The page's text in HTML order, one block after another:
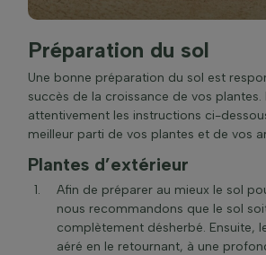
Préparation du sol
Une bonne préparation du sol est
succès de la croissance de vos plantes.
attentivement les instructions ci-
meilleur parti de vos plantes et de vos
Plantes d’extérieur
Afin de préparer au mieux le sol
nous recommandons que le sol
complètement désherbé. Ensuite,
aéré en le retournant, à une